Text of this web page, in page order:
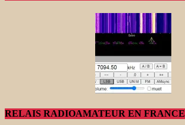
RELAIS RADIOAMATEUR EN FRANCE